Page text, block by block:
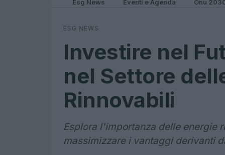
Esg News Eventi e Agenda Onu
ESG NEWS
Investire nel
nel Settore
Rinnovabili
Esplora l'importanza delle energie
massimizzare i vantaggi derivanti